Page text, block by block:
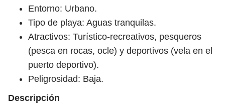
Entorno: Urbano.
Tipo de playa: Aguas tranquilas.
Atractivos: Turístico-recreativos, pesqueros
(pesca en rocas, ocle) y deportivos (vela en el
puerto deportivo).
Peligrosidad: Baja.
Descripción